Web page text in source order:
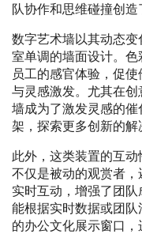
队协作和思维碰撞创造
数字艺术墙以其动态
室单调的墙面设计。
员工的感官体验，促
与灵感激发。尤其在
墙成为了激发灵感的
架，探索更多创新的解
此外，这类装置的互
不仅是被动的观赏者
实时互动，增强了团
能根据实时数据或团
的办公文化展示窗口